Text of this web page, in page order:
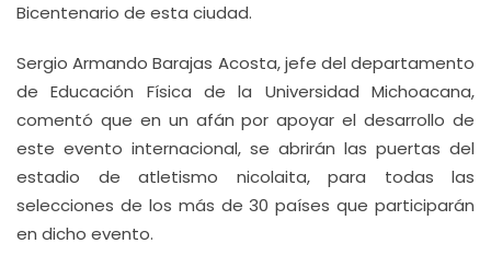
Bicentenario de esta ciudad.
Sergio Armando Barajas Acosta, jefe del departamento
de Educación Física de la Universidad Michoacana,
comentó que en un afán por apoyar el desarrollo de
este evento internacional, se abrirán las puertas del
estadio de atletismo nicolaita, para todas las
selecciones de los más de 30 países que participarán
en dicho evento.